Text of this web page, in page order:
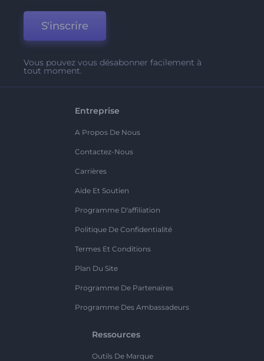
S'inscrire
Vous pouvez vous désabonner facilement à
tout moment.
Entreprise
A Propos De Nous
Contactez-Nous
Carrières
Aide Et Soutien
Programme D'affiliation
Politique De Confidentialité
Termes Et Conditions
Plan Du Site
Programme De Partenaires
Programme Des Ambassadeurs
Ressources
Outils De Marque